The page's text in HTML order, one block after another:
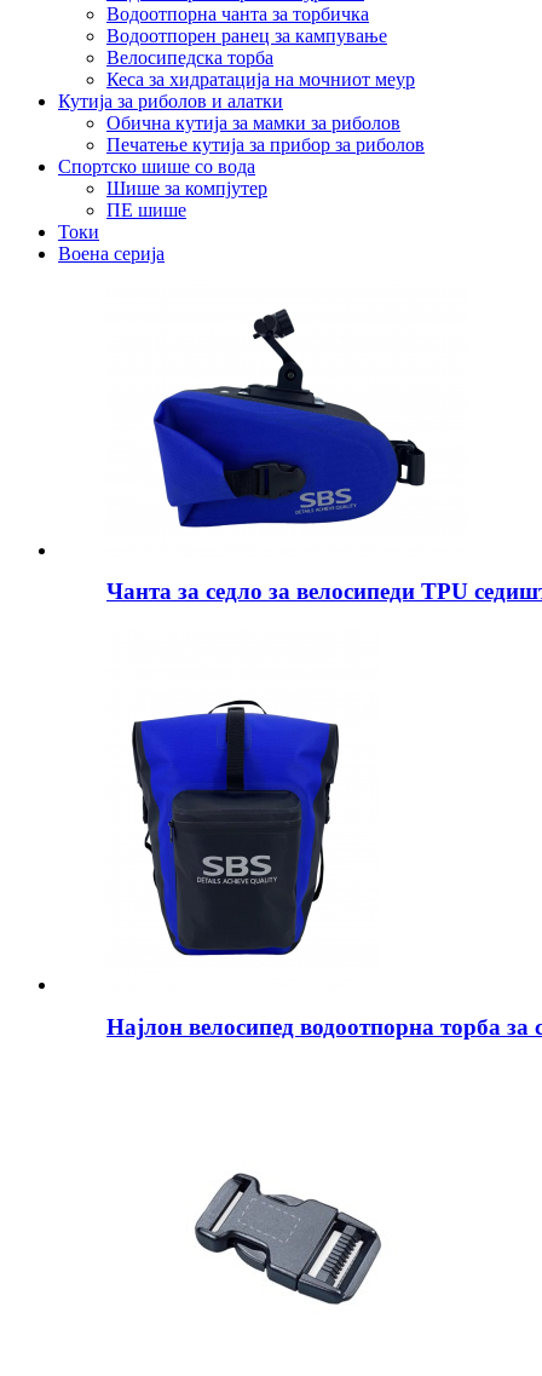
Водоотпорна чанта за торбичка
Водоотпорен ранец за кампување
Велосипедска торба
Кеса за хидратација на мочниот меур
Кутија за риболов и алатки
Обична кутија за мамки за риболов
Печатење кутија за прибор за риболов
Спортско шише со вода
Шише за компјутер
ПЕ шише
Токи
Воена серија
Чанта за седло за велосипеди TPU
Најлон велосипед водоотпорна торба за